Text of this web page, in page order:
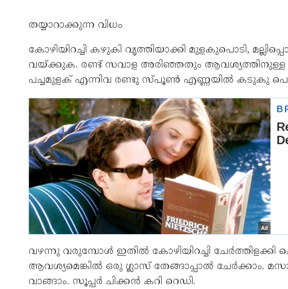
തയ്യാറാക്കുന്ന വിധം
കോഴിയിറച്ചി കഴുകി വൃത്തിയാക്കി മുളകുപൊടി,
വയ്‌ക്കുക. രണ്ട് സവാള അരിഞ്ഞതും ആവശ്യത്തിനുള്ള
പച്ചമുളക് എന്നിവ രണ്ടു സ്‌പൂൺ എണ്ണയിൽ കടുകു
വഴന്നു വരുമ്പോൾ ഇതിൽ കോഴിയിറച്ചി
ആവശ്യമെങ്കിൽ ഒരു ഗ്ലാസ് തേങ്ങാപ്പാൽ ചേർക്കാം.
വാങ്ങാം. സൂപ്പർ ചിക്കന്‍ കറി റെഡി.